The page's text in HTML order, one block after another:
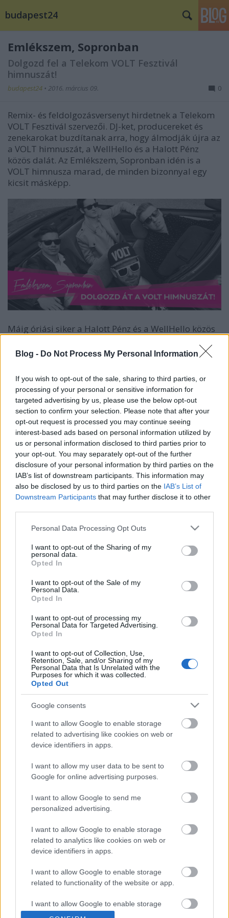
Blog - Do Not Process My Personal Information
If you wish to opt-out of the sale, sharing to third parties, or
processing of your personal or sensitive information for
targeted advertising by us, please use the below opt-out
section to confirm your selection. Please note that after your
opt-out request is processed you may continue seeing
interest-based ads based on personal information utilized by
us or personal information disclosed to third parties prior to
your opt-out. You may separately opt-out of the further
disclosure of your personal information by third parties on the
IAB’s list of downstream participants. This information may
also be disclosed by us to third parties on the IAB’s List of
Downstream Participants that may further disclose it to other
Please note that this website/app uses one or more Google
not limited to your visit or usage behaviour. You may click to
grant or deny consent to Google and its third-party tags to
use your data for below specified purposes in below Google
consent section.
Personal Data Processing Opt Outs
I want to opt-out of the Sharing of my
personal data.
Opted In
I want to opt-out of the Sale of my
Personal Data.
Opted In
I want to opt-out of processing my
Personal Data for Targeted Advertising.
Opted In
I want to opt-out of Collection, Use,
Retention, Sale, and/or Sharing of my
Personal Data that Is Unrelated with the
Purposes for which it was collected.
Opted Out
Google consents
I want to allow Google to enable storage
related to advertising like cookies on web or
device identifiers in apps.
I want to allow my user data to be sent to
Google for online advertising purposes.
I want to allow Google to send me
personalized advertising.
I want to allow Google to enable storage
related to analytics like cookies on web or
device identifiers in apps.
I want to allow Google to enable storage
related to functionality of the website or app.
I want to allow Google to enable storage
related to personalization.
budapest24
Emlékszem, Sopronban
Dolgozd fel a Telekom VOLT Fesztivál
himnuszát!
budapest24 • 2016. március 09. 0
Remix- és feldolgozásversenyt hirdetnek a Telekom
VOLT Fesztivál szervezői. DJ-ket, producereket és
zenekarokat buzdítanak arra, hogy álmodják újra az
a VOLT himnuszát, a WellHello és a Halott Pénz
közös dalát. Az Emlékszem, Sopronban idén is a
VOLT himnusza marad, de minden bizonnyal egy
kicsit másképp.
Máig óriási siker a Halott Pénz és a WellHello közös
himnuszaként született 2015-ben. AzEmlékszem,
koncertjein, a YouTube-on pedig már közel 10
millióan látták a himnuszhoz született klipet.“Ez a
dal jóval több, mint egy egynyári sláger és nagyon
összeforrt a fesztivállal, ezért az előadókkal közösen
úgy döntöttünk, hogy idén is az Emlékszem,
Soponban lesz a Telekom VOLT Fesztivál himnusza -
bár minden bizonnyal egy kicsit másként…” –
közölték a szervezők, akik egyúttal közzétettek egy
felhívást is, amelyben Dj-ket, producereket és
zenekarokat buzdítanak arra, hogy dolgozzák fel ,
vagy készítsenek remixet a dalból. A verseny március
8-án indul és április közepéig tart. A beérkezett
műveket a WellHello, a Halott Pénz és a VOLT
értékes nyeremények és nagy lehetőségek várják –
természetesen a Telekom VOLT Fesztivállal
kapcsolatosan.
tölthetők le.
Ajánlott bejegyzések:
Szilágyi Csilla szobra és a Vadvirágom
projekt: fenntarthatóság és kortárs
művészet a 35. Művészetek Völgyében
A Művészetek Völgye fenntarthatósági
különdíjat nyert a Flash Award gálán
A Művészetek Völgye Eventex
Sustainability díjat nyert
Megismételhetetlen élmények, 10 napig
tartó kulturális töltődés, 4500 program
Idén már 35. alkalommal vár a
Művészetek Völgye